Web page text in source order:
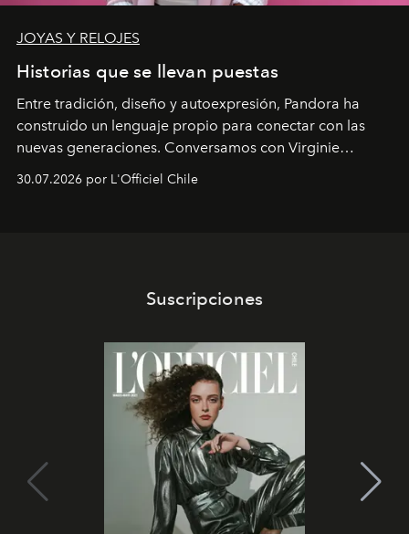
JOYAS Y RELOJES
Historias que se llevan puestas
Entre tradición, diseño y autoexpresión, Pandora ha
construido un lenguaje propio para conectar con las
nuevas generaciones. Conversamos con Virginie
Dubray, la responsable de marketing para
Latinoamérica, sobre identidad, cultura y el valor
30.07.2026 por L'Officiel Chile
Suscripciones